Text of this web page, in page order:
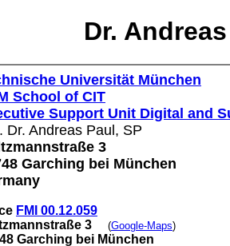
Dr.
Universität München
School of CIT
Support Unit Digital and
Dr. Andreas Paul, SP
3
Garching bei München
FMI 00.12.059
3
(Google-Maps)
Garching bei München